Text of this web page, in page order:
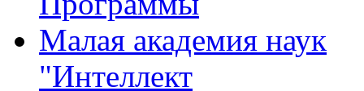
Малая академия наук
"Интеллект